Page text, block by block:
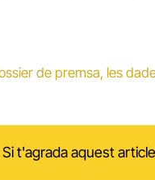
de premsa, les
Si t'agrada aquest